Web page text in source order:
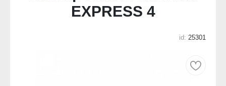
EXPRESS 4
id: 25301